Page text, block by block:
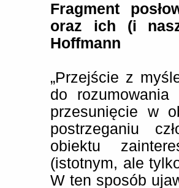
Fragment
oraz ich (i
Hoffmann
„Przejście z
do rozumowania
przesunięcie w
postrzeganiu
obiektu
(istotnym, ale
W ten sposób